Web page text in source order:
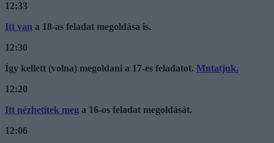
12:33
Itt van a 18-as feladat megoldása is.
12:30
Így kellett (volna) megoldani a 17-es feladatot. Mutatjuk.
12:20
Itt nézhetitek meg a 16-os feladat megoldását.
12:06